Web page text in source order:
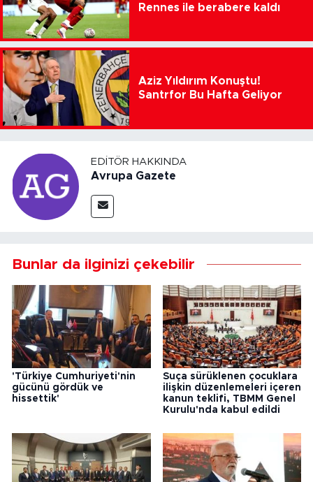
Rennes ile berabere kaldı
Aziz Yıldırım Konuştu!
Santrfor Bu Hafta Geliyor
EDITÖR HAKKINDA
Avrupa Gazete
Bunlar da ilginizi çekebilir
'Türkiye Cumhuriyeti'nin
gücünü gördük ve
hissettik'
Suça sürüklenen çocuklara
ilişkin düzenlemeleri içeren
kanun teklifi, TBMM Genel
Kurulu'nda kabul edildi